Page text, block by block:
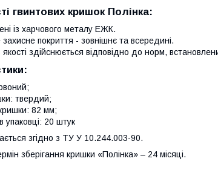
гвинтових кришок Полінка:
із харчового металу ЕЖК.
покриття - зовнішнє та всередині.
якості здійснюється відповідно до норм,
твердий;
82 мм;
в упаковці: 20 штук
згідно з ТУ У 10.244.003-90.
зберігання кришки «Полінка» – 24 місяці.